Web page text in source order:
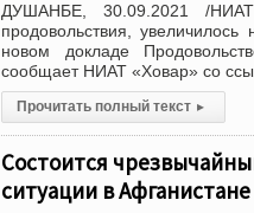
ДУШАНБЕ, 30.09.2021 /
продовольствия,
новом докладе
сообщает НИАТ «Ховар» со
Прочитать полный текст ▸
Состоится
ситуации в Афганистане